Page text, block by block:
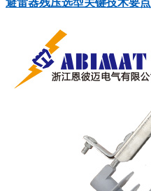
避雷器残压选型关键技术要点